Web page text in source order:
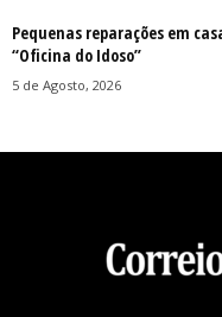
Pequenas reparações em
“Oficina do Idoso”
5 de Agosto, 2026